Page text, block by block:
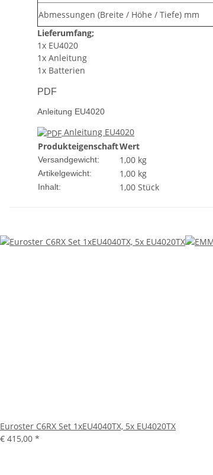
Abmessungen (Breite / Höhe / Tiefe) mm
Lieferumfang;
1x EU4020
1x Anleitung
1x Batterien
PDF
Anleitung EU4020
Anleitung EU4020
ProdukteigenschaftWert
Versandgewicht: 1,00 kg
Artikelgewicht: 1,00 kg
Inhalt: 1,00 Stück
Euroster C6RX Set 1xEU4040TX, 5x EU4020TX
€ 415,00 *